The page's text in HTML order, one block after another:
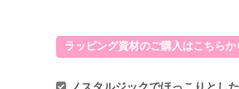
ラッピング資材のご購入はこちらか